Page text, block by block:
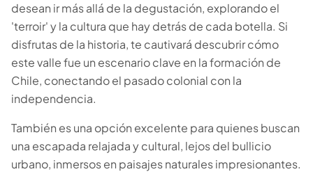
desean ir más allá de la degustación, explorando el
'terroir' y la cultura que hay detrás de cada botella. Si
disfrutas de la historia, te cautivará descubrir cómo
este valle fue un escenario clave en la formación de
Chile, conectando el pasado colonial con la
independencia.
También es una opción excelente para quienes buscan
una escapada relajada y cultural, lejos del bullicio
urbano, inmersos en paisajes naturales impresionantes.
🗓 1 día 📅 2 a 3 días
Todas las experiencias